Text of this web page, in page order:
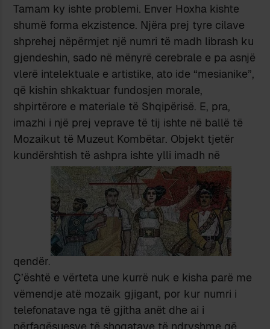
Tamam ky ishte problemi. Enver Hoxha kishte
shumë forma ekzistence. Njëra prej tyre cilave
shprehej nëpërmjet një numri të madh librash ku
gjendeshin, sado në mënyrë cerebrale e pa asnjë
vlerë intelektuale e artistike, ato ide “mesianike”,
që kishin shkaktuar fundosjen morale,
shpirtërore e materiale të Shqipërisë. E, pra,
imazhi i një prej veprave të tij ishte në ballë të
Mozaikut të Muzeut Kombëtar. Objekt tjetër
kundërshtish të ashpra ishte ylli imadh në
qendër.
Ç’është e vërteta une kurrë nuk e kisha parë me
vëmendje atë mozaik gjigant, por kur numri i
telefonatave nga të gjitha anët dhe ai i